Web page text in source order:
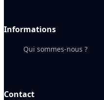
Informations
Qui sommes-nous ?
Contact